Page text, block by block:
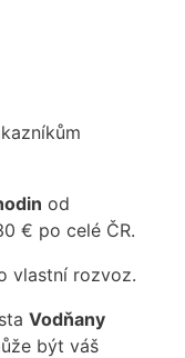
od
€ po celé ČR.
vlastní rozvoz.
Vodňany
být váš